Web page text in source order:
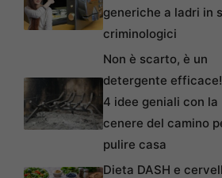
generiche a ladri in
criminologici
Non è scarto, è un
detergente
4 idee geniali con la
cenere del camino
pulire casa
Dieta DASH e